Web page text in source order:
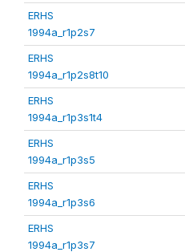
ERHS
1994a_r1p2s7
ERHS
1994a_r1p2s8t10
ERHS
1994a_r1p3s1t4
ERHS
1994a_r1p3s5
ERHS
1994a_r1p3s6
ERHS
1994a_r1p3s7